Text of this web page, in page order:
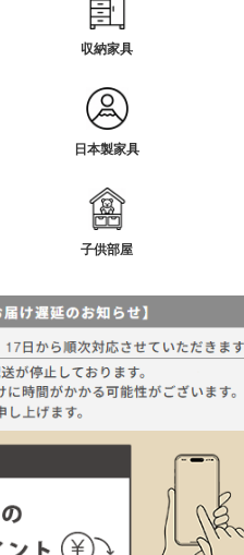
収納家具
日本製家具
子供部屋